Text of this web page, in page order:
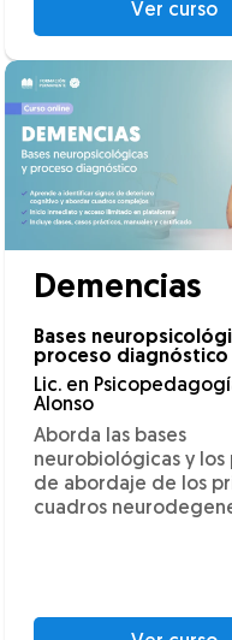
Ver curso
Demencias
Bases
proceso diagnóstico
Lic. en
Alonso
Aborda las bases
neurobiológicas y los
de abordaje de los
cuadros